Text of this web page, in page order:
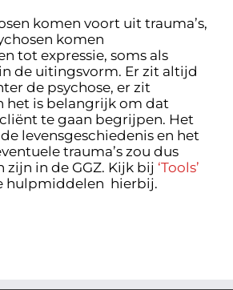
komen voort uit trauma’s,
komen
tot expressie, soms als
de uitingsvorm. Er zit altijd
de psychose, er zit
het is belangrijk om dat
te gaan begrijpen. Het
levensgeschiedenis en het
trauma’s zou dus
in de GGZ. Kijk bij ‘Tools’
hulpmiddelen hierbij.